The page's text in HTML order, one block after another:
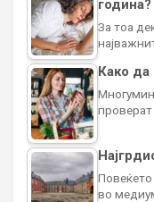
година?
За тоа
Како да
проверат
во